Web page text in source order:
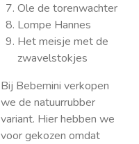
Ole de torenwachter
Lompe Hannes
Het meisje met de
zwavelstokjes
Bij Bebemini verkopen
we de natuurrubber
variant. Hier hebben we
voor gekozen omdat